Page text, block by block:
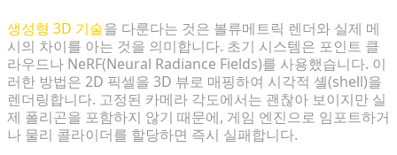
생성형 3D 기술을 다룬다는 것은 볼류메트릭 렌더와 실제 메
시의 차이를 아는 것을 의미합니다. 초기 시스템은 포인트 클
라우드나 NeRF(Neural Radiance Fields)를 사용했습니다. 이
러한 방법은 2D 픽셀을 3D 뷰로 매핑하여 시각적 셸(shell)을
렌더링합니다. 고정된 카메라 각도에서는 괜찮아 보이지만 실
제 폴리곤을 포함하지 않기 때문에, 게임 엔진으로 임포트하거
나 물리 콜라이더를 할당하면 즉시 실패합니다.